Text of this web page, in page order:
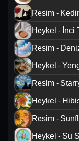
Resim -
Heykel - İnci
Resim -
Heykel -
Resim -
Heykel -
Resim -
Heykel - Su